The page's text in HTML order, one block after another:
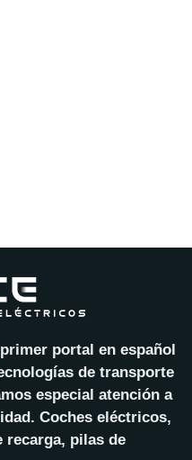
portal en español
de transporte
especial atención a
Coches eléctricos,
recarga, pilas de